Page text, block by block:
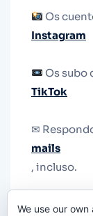
Os
Instagram
Os subo
TikTok
✉
mails
, incluso.
We use our